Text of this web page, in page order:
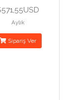
Aylık
Sipariş Ver